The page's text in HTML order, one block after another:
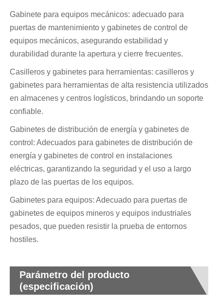
Gabinete para equipos mecánicos: adecuado para
puertas de mantenimiento y gabinetes de control de
equipos mecánicos, asegurando estabilidad y
durabilidad durante la apertura y cierre frecuentes.
Casilleros y gabinetes para herramientas: casilleros y
gabinetes para herramientas de alta resistencia utilizados
en almacenes y centros logísticos, brindando un soporte
confiable.
Gabinetes de distribución de energía y gabinetes de
control: Adecuados para gabinetes de distribución de
energía y gabinetes de control en instalaciones
eléctricas, garantizando la seguridad y el uso a largo
plazo de las puertas de los equipos.
Gabinetes para equipos: Adecuado para puertas de
gabinetes de equipos mineros y equipos industriales
pesados, que pueden resistir la prueba de entornos
hostiles.
Parámetro del producto
(especificación)